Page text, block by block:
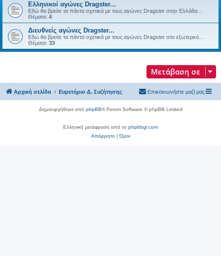
Ελληνικοί αγώνες Dragster...
Εδώ θα βρείτε τα πάντα σχετικά με τoυς αγώνες Dragster στην Ελλάδα...
Θέματα: 4
Διευθνείς αγώνες Dragster...
Εδώ θα βρείτε τα πάντα σχετικά με τoυς αγώνες Dragster στο εξωτερκό...
Θέματα: 33
Μετάβαση σε
Αρχική σελίδα Ευρετήριο Δ. Συζήτησης Επικοινωνήστε μαζί μας
Δημιουργήθηκε από phpBB® Forum Software © phpBB Limited
Ελληνική μετάφραση από το phpbbgr.com
Απόρρητο|Όροι